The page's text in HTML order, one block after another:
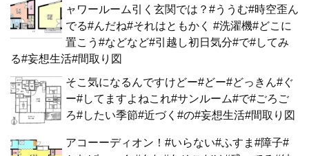
ャワールーム引く玄関では？#ううむ#時空歪ん
でる#んだね#それはともかく #洗濯機#どこに
置こう#などなど#引越し初日気分#で#してみ
る#妄想生活#間取り図
そこ気になるんですけどー#どー#どっきん#ぐ
ー#してますよねこれ#サンルーム#で#ごろご
ろ#したい季節#近づく#の#妄想生活#間取り図
アコーーディオン！#いらない#ふすま#障子#